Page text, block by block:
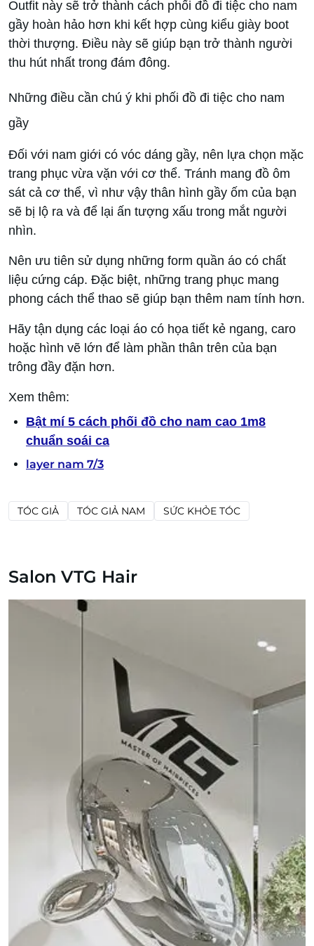
Outfit này sẽ trở thành cách phối đồ đi tiệc cho nam
gầy hoàn hảo hơn khi kết hợp cùng kiểu giày boot
thời thượng. Điều này sẽ giúp bạn trở thành người
thu hút nhất trong đám đông.
Những điều cần chú ý khi phối đồ đi tiệc cho nam
gầy
Đối với nam giới có vóc dáng gầy, nên lựa chọn mặc
trang phục vừa vặn với cơ thể. Tránh mang đồ ôm
sát cả cơ thể, vì như vậy thân hình gầy ốm của bạn
sẽ bị lộ ra và để lại ấn tượng xấu trong mắt người
nhìn.
Nên ưu tiên sử dụng những form quần áo có chất
liệu cứng cáp. Đặc biệt, những trang phục mang
phong cách thể thao sẽ giúp bạn thêm nam tính hơn.
Hãy tận dụng các loại áo có họa tiết kẻ ngang, caro
hoặc hình vẽ lớn để làm phần thân trên của bạn
trông đầy đặn hơn.
Xem thêm:
Bật mí 5 cách phối đồ cho nam cao 1m8
chuẩn soái ca
layer nam 7/3
TÓC GIẢ TÓC GIẢ NAM SỨC KHỎE TÓC
Salon VTG Hair